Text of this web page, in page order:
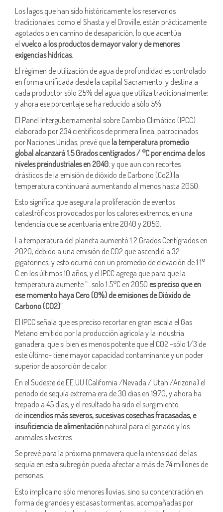
Los lagos que han sido históricamente los reservorios
tradicionales, como el Shasta y el Oroville, están prácticamente
agotados o en camino de desaparición, lo que acentúa
el vuelco a los productos de mayor valor y de menores
exigencias hídricas.
El régimen de utilización de agua de profundidad es controlado
en forma unificada desde la capital Sacramento; y destina a
cada productor sólo 25% del agua que utiliza tradicionalmente;
y ahora ese porcentaje se ha reducido a sólo 5%.
El Panel Intergubernamental sobre Cambio Climático (IPCC)
elaborado por 234 científicos de primera línea, patrocinados
por Naciones Unidas, prevé que la temperatura promedio
global alcanzará 1.5 Grados centígrados / °C por encima de los
niveles preindustriales en 2040; y que aun con recortes
drásticos de la emisión de dióxido de Carbono (Co2) la
temperatura continuará aumentando al menos hasta 2050.
Esto significa que asegura la proliferación de eventos
catastróficos provocados por los calores extremos, en una
tendencia que se acentuaría entre 2040 y 2050.
La temperatura del planeta aumentó 1.2 Grados Centígrados en
2020, debido a una emisión de CO2 que ascendió a 32
gigatonnes, y esto ocurrió con un promedio de elevación de 1.1°
C en los últimos 10 años; y el IPCC agrega que para que la
temperatura aumente “…solo 1.5°C en 2050 es preciso que en
ese momento haya Cero (0%) de emisiones de Dióxido de
Carbono (CO2)”.
El IPCC señala que es preciso recortar en gran escala el Gas
Metano emitido por la producción agrícola y la industria
ganadera, que si bien es menos potente que el CO2 –sólo 1/3 de
este último- tiene mayor capacidad contaminante y un poder
superior de absorción de calor.
En el Sudeste de EE.UU (California /Nevada / Utah /Arizona) el
periodo de sequía extrema era de 30 días en 1970, y ahora ha
trepado a 45 días; y el resultado ha sido el surgimiento
de incendios más severos, sucesivas cosechas fracasadas, e
insuficiencia de alimentación natural para el ganado y los
animales silvestres.
Se prevé para la próxima primavera que la intensidad de las
sequía en esta subregión pueda afectar a más de 74 millones de
personas.
Esto implica no sólo menores lluvias, sino su concentración en
forma de grandes y escasas tormentas, acompañadas por